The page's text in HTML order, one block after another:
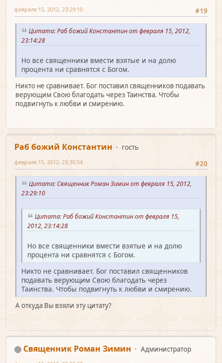
#19
февраля 15, 2012, 23:29:10
Цитата: Раб божий Константин от февраля 15, 2012,
23:14:28
Но все священники вмести взятые и на долю
процента ни сравнятся с Богом.
Никто не сравнивает. Бог поставил священников подавать
верующим Свою благодать через Таинства. Чтобы
подвигнуть к любви и смирению.
Раб божий Константин
гость
#20
февраля 15, 2012, 23:30:54
Цитата: Священник Роман Зимин от февраля 15, 2012,
23:29:10
Цитата: Раб божий Константин от февраля 15,
2012, 23:14:28
Но все священники вмести взятые и на долю
процента ни сравнятся с Богом.
Никто не сравнивает. Бог поставил священников
подавать верующим Свою благодать через
Таинства. Чтобы подвигнуть к любви и смирению.
А откуда Вы взяли эту цитату?
Священник Роман Зимин
Администратор